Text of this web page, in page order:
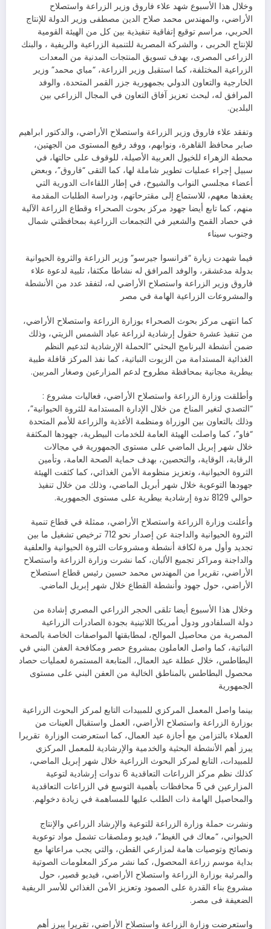
وخلال هذا الأسبوع شهد علاء فاروق وزير الزراعة واستصلاح
الأراضي، والمهندس محمد صلاح الدين مصطفى وزير الدولة للإنتاج
الحربي، مراسم توقيع إتفاقية تنفيذية بين كل من الهيئة القومية
للإنتاج الحربى ، والشركة المصرية للتنمية الزراعية والريفية ، والبنك
الزراعى المصرى، بهدف تسويق المنتجات المدنية من المعدات
الزراعية المختلفة، كما استقبل وزير الزراعة، “مباي محمد” وزير
الخارجية والتعاون الدولي بجمهورية جزر القمر المتحدة، والوفد
المرافق له، لبحث تعزيز آفاق التعاون في المجال الزراعي بين
البلدين.
وتفقد علاء فاروق وزير الزراعة واستصلاح الأراضي، والدكتور ابراهيم
صابر محافظ القاهرة، ونوابهم، ووفد رفيع المستوى من الجهتين،
محطة الزهراء للخيول العربية الأصيلة، للوقوف على حالتها، في
سبيل إجراء عمليات تطوير شاملة لها، كما التقى “فاروق”، وبعض
أعضاء مجلسي النواب والشيوخ، في إطار اللقاءات الدورية التي
يعقدها معهم، للاستماع إلى مقترحاتهم، ودراسة الطلبات المقدمة
منهم، كما تابع أيضا جهود مركز بحوث الصحراء وقطاع الزراعة الآلية
في حصاد القمح والشعير في التجمعات الزراعية بمحافظتي شمال
وجنوب سيناء
فيما شهدت زيارة “فرانسوا جيرسو” وزير الزراعة والثروة الحيوانية
بدولة مدغشقر، والوفد المرافق له نشاطا مكثفا، تلبية لدعوة علاء
فاروق وزير الزراعة واستصلاح الأراضي له، لتفقد عدد من الأنشطة
والمشروعات الزراعية الهامة في مصر
كما انتهى مركز بحوث الصحراء بوزارة الزراعة واستصلاح الأراضي،
من تنفيذ عشرة حقول إرشادية لزراعة عباد الشمس الزيتي، وذلك
ضمن أنشطة البرنامج البحثي “الحملة الإرشادية لتدعيم النظم
الغذائية المستدامة من الزيوت النباتية، كما نفذ المركز قافلة طبية
بيطرية مجانية بمحافظة مطروح لدعم المزارعين وصغار المربين.
وأطلقت وزارة الزراعة واستصلاح الأراضي، فعاليات مشروع :
“التصدي لتغير المناخ من خلال الإدارة المستدامة للثروة الحيوانية”،
وذلك بالتعاون بين الوزراة ومنظمة الأغذية والزراعة للأمم المتحدة
“فاو”، كما واصلت الهيئة العامة للخدمات البيطرية، جهودها المكثفة
خلال شهر إبريل الماضي على مستوى الجمهورية في مجالات
الرقابة، الوقاية، والتحصين، بهدف حماية الصحة العامة، وتأمين
الثروة الحيوانية، وتعزيز منظومة الأمن الغذائي، كما كثفت الهيئة
جهودها التوعوية خلال شهر أبريل الماضي، وذلك من خلال تنفيذ
حوالي 8129 ندوة إرشادية بيطرية على مستوى الجمهورية.
وأعلنت وزارة الزراعة واستصلاح الأراضي، ممثلة في قطاع تنمية
الثروة الحيوانية والداجنة عن إصدار نحو 712 ترخيص تشغيل ما بين
تجديد وأول مرة لكافة أنشطة ومشروعات الثروة الحيوانية والعلفية
والداجنة ومراكز تجميع الألبان، كما نشرت وزارة الزراعة واستصلاح
الأراضي، تقريرا من المهندس محمد حسين رئيس قطاع استصلاح
الأراضي، حول جهود وأنشطة القطاع خلال شهر إبريل الماضي.
وخلال هذا الأسبوع أيضا تلقى الحجر الزراعي المصري إشادة من
دولة السلفادور ودول أمريكا اللاتينية بجودة الصادرات الزراعية
المصرية من محاصيل الموالح، لمطابقتها المواصفات الخاصة بالصحة
النباتية، كما واصل العاملون بمشروع حصر ومكافحة العفن البني في
البطاطس، خلال عطلة عيد العمال، المتابعة المستمرة لعمليات حصاد
محصول البطاطس بالمناطق الخالية من العفن البني على مستوى
الجمهورية
بينما واصل المعمل المركزي للمبيدات التابع لمركز البحوث الزراعية
بوزارة الزراعة واستصلاح الأراضي، العمل واستقبال العينات من
العملاء بالتزامن مع أجازة عيد العمال، كما استعرضت الوزارة تقريرا
يبرز أهم الأنشطة البحثية والخدمية والإرشادية للمعمل المركزي
للمبيدات، التابع لمركز البحوث الزراعية خلال شهر إبريل الماضي،
كذلك نظم مركز الزراعات التعاقدية 6 ندوات إرشادية لتوعية
المزارعين في 5 محافظات بأهمية التوسع في الزراعات التعاقدية
والمحاصيل الهامة ذات الطلب عليها للمساهمة في زيادة دخولهم.
ونشرت حملة وزارة الزراعة للتوعية والإرشاد الزراعي والإنتاج
الحيواني، “معاك في الغيط”، فيديو وملصقات تشمل مواد توعوية
ونصائح وتوصيات هامة لمزارعي القطن، والتي يجب مراعاتها مع
بداية موسم زراعة المحصول، كما نشر مركز المعلومات الصوتية
والمرئية بوزارة الزراعة واستصلاح الأراضي، فيديو قصير، حول
مشروع بناء القدرة على الصمود وتعزيز الأمن الغذائي للأسر الريفية
الضعيفة فى مصر.
واستعرضت وزارة الزراعة واستصلاح الأراضي، تقريرا يبرز أهم